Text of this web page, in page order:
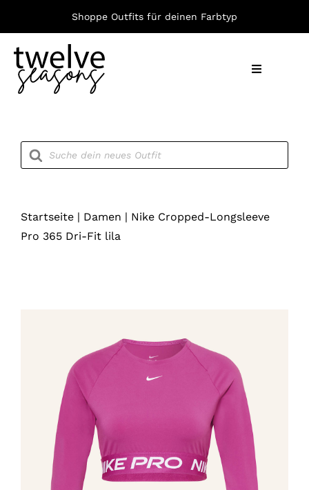
springen
Shoppe Outfits für deinen Farbtyp
Toggle
Products
search
Startseite| Damen | Nike Cropped-Longsleeve
Pro 365 Dri-Fit lila